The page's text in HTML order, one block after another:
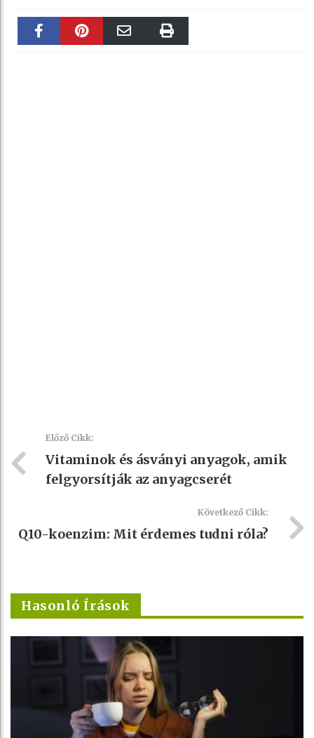
Előző Cikk:
Vitaminok és ásványi anyagok, amik
felgyorsítják az anyagcserét
Következő Cikk:
Q10-koenzim: Mit érdemes tudni róla?
Hasonló Írások